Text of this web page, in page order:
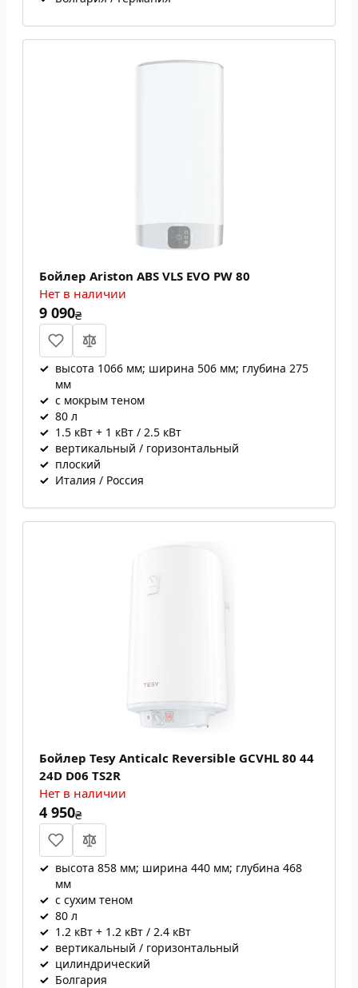
Бойлер Ariston ABS VLS EVO PW 80
Нет в наличии
9 090₴
✓ высота 1066 мм; ширина 506 мм; глубина 275
мм
✓ с мокрым теном
✓ 80 л
✓ 1.5 кВт + 1 кВт / 2.5 кВт
✓ вертикальный / горизонтальный
✓ плоский
✓ Италия / Россия
Бойлер Tesy Anticalc Reversible GCVHL 80 44
24D D06 TS2R
Нет в наличии
4 950₴
✓ высота 858 мм; ширина 440 мм; глубина 468
мм
✓ с сухим теном
✓ 80 л
✓ 1.2 кВт + 1.2 кВт / 2.4 кВт
✓ вертикальный / горизонтальный
✓ цилиндрический
✓ Болгария